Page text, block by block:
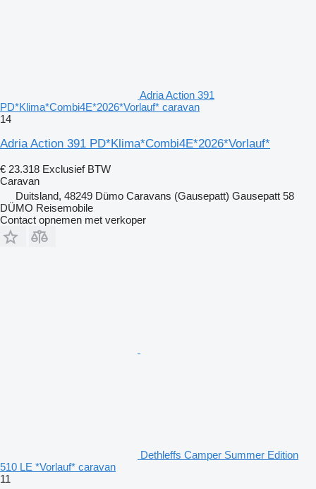
Adria Action 391
PD*Klima*Combi4E*2026*Vorlauf* caravan
14
Adria Action 391 PD*Klima*Combi4E*2026*Vorlauf*
€ 23.318 Exclusief BTW
Caravan
Duitsland, 48249 Dümo Caravans (Gausepatt) Gausepatt 58
DÜMO Reisemobile
Contact opnemen met verkoper
Dethleffs Camper Summer Edition
510 LE *Vorlauf* caravan
11